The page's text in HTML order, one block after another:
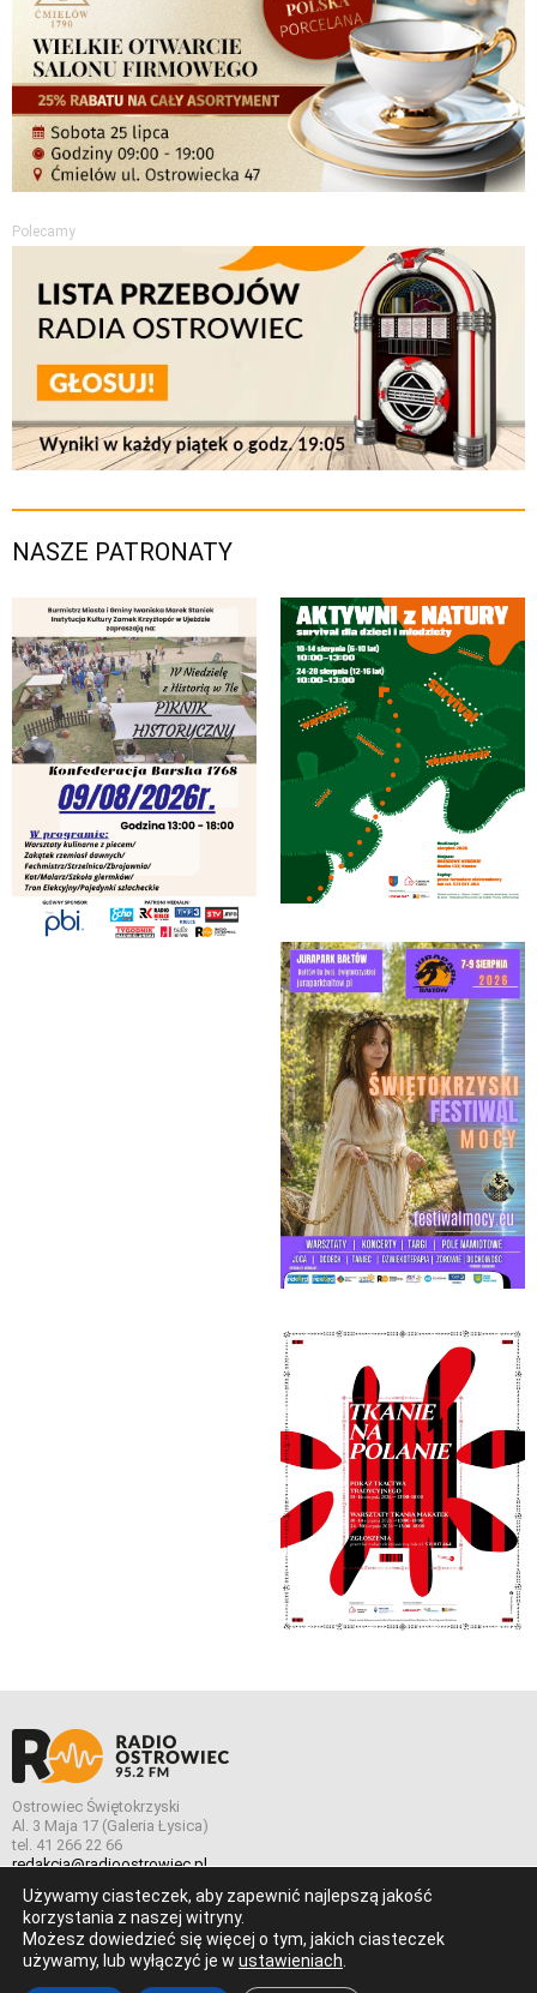
Polecamy
NASZE PATRONATY
Ostrowiec Świętokrzyski
Al. 3 Maja 17 (Galeria Łysica)
tel. 41 266 22 66
redakcja@radioostrowiec.pl
© Wszelkie prawa zastrzeżone. Radio Ostrowiec 2026 Radio
Ostrowiec.
Stworzone z
Używamy ciasteczek, aby zapewnić najlepszą jakość
korzystania z naszej witryny.
Możesz dowiedzieć się więcej o tym, jakich ciasteczek
używamy, lub wyłączyć je w ustawieniach